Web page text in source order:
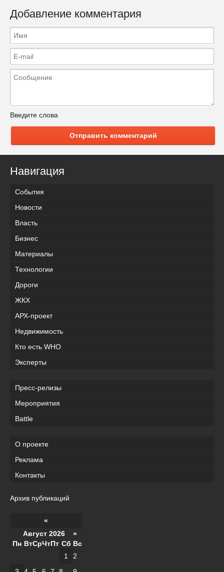
Добавление комментария
Введите слова
Отправить комментарий
Навигация
События
Новости
Власть
Бизнес
Материалы
Технологии
Дороги
ЖКХ
АРХ-проект
Недвижимость
Кто есть WHO
Эксперты
Пресс-релизы
Мероприятия
Battle
О проекте
Реклама
Контакты
Архив публикаций
«
Август 2026 »
Пн ВтСрЧтПт Сб Вс
1
2